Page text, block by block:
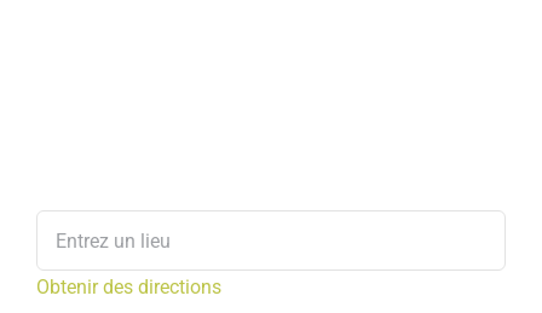
Obtenir des directions